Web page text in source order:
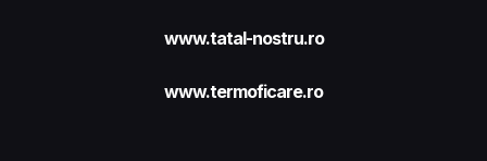
www.tatal-nostru.ro
www.termoficare.ro